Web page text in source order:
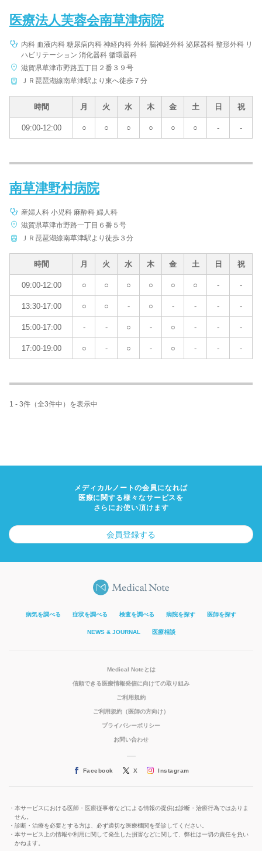
医療法人芙蓉会南草津病院
内科 血液内科 糖尿病内科 神経内科 外科 脳神経外科 泌尿器科 整形外科 リ
ハビリテーション 消化器科 循環器科
滋賀県草津市野路五丁目２番３９号
ＪＲ琵琶湖線南草津駅より東へ徒歩７分
時間 月 火 水 木 金 土 日 祝
09:00-12:00 ○ ○ ○ ○ ○ ○ - -
南草津野村病院
産婦人科 小児科 麻酔科 婦人科
滋賀県草津市野路一丁目６番５号
ＪＲ琵琶湖線南草津駅より徒歩３分
時間 月 火 水 木 金 土 日 祝
09:00-12:00 ○ ○ ○ ○ ○ ○ - -
13:30-17:00 ○ ○ - ○ - - - -
15:00-17:00 - - ○ - ○ - - -
17:00-19:00 ○ - ○ - ○ - - -
1 - 3件（全3件中）を表示中
メディカルノートの会員になれば
医療に関する様々なサービスを
さらにお使い頂けます
会員登録する
病気を調べる 症状を調べる 検査を調べる 病院を探す 医師を探す
NEWS & JOURNAL 医療相談
Medical Noteとは
信頼できる医療情報発信に向けての取り組み
ご利用規約
ご利用規約（医師の方向け）
プライバシーポリシー
お問い合わせ
Facebook X Instagram
本サービスにおける医師・医療従事者などによる情報の提供は診断・治療行為ではありま
せん。
診断・治療を必要とする方は、必ず適切な医療機関を受診してください。
本サービス上の情報や利用に関して発生した損害などに関して、弊社は一切の責任を負い
かねます。